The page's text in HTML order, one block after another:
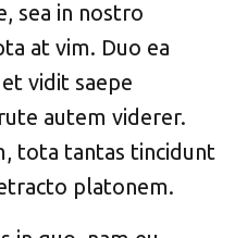
sea in nostro
at vim. Duo ea
vidit saepe
autem viderer.
tota tantas tincidunt
platonem.